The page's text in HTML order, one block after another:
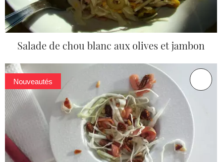
Salade de chou blanc aux olives et jambon
Nouveautés